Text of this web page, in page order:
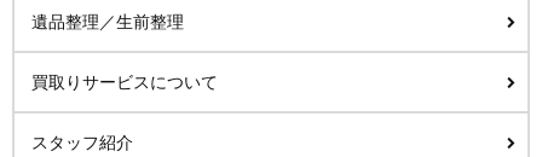
遺品整理／生前整理
買取りサービスについて
スタッフ紹介